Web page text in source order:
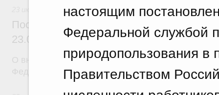
настоящим
Федеральной службой
природопользования в
Правительством
Постановление Правительства
23.07.2026 г. № 928
О внесении изменений в постановление
Федерации от 20 июля 2011 г. № 590